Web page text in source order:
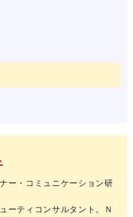
ー・コミュニケーション研
ーティコンサルタント。Ｎ